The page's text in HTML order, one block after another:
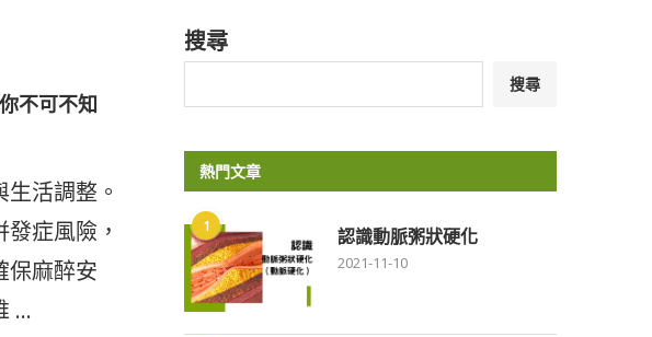
不可不知
活調整。
症風險，
保麻醉安
…
搜尋
搜尋
熱門文章
1 認識動脈粥狀硬化
2021-11-10